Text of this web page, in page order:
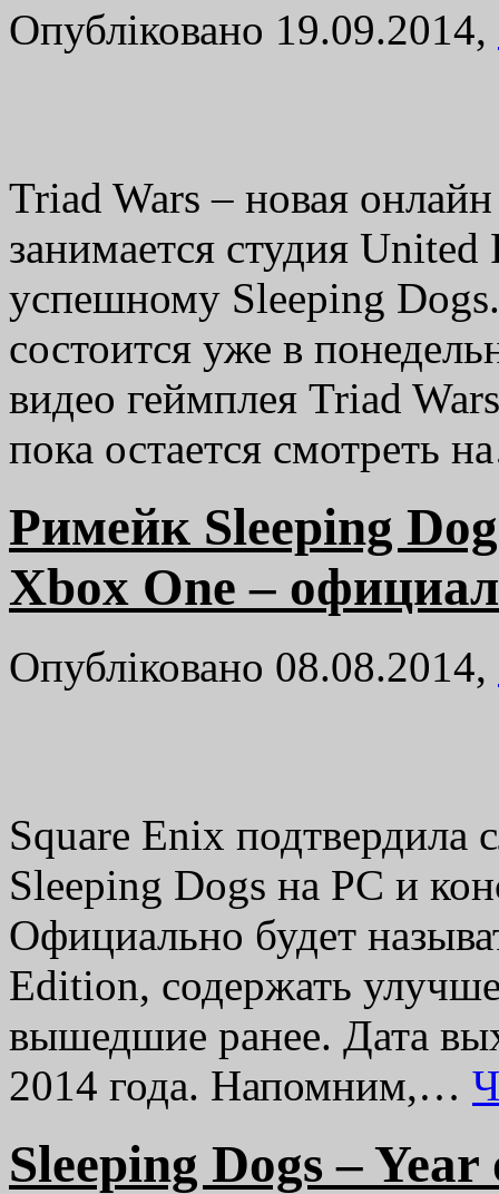
Опубліковано 19.09.2014,
Triad Wars – новая
занимается студия
успешному Sleeping
состоится уже в
видео геймплея Triad
пока остается смотреть
Римейк Sleeping
Xbox One –
Опубліковано 08.08.2014,
Square Enix подтвердила
Sleeping Dogs на PC и
Официально будет
Edition, содержать
вышедшие ранее. Дата
2014 года. Напомним,…
Sleeping Dogs –